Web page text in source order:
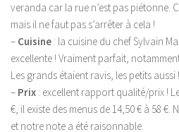
veranda car la rue n’est pas piétonne.
mais il ne faut pas s’arrêter à cela !
– Cuisine : la cuisine du chef Sylvain
excellente ! Vraiment parfait,
Les grands étaient ravis, les petits aussi !
– Prix : excellent rapport qualité/prix !
€, il existe des menus de 14,50 € à 58
et notre note a été raisonnable.